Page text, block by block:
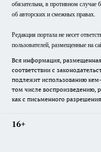
обязательна, в противном
об авторских и смежных правах.
Редакция портала не несет
пользователей, размещенные на
Вся информация,
соответствии с
подлежит использованию
том числе воспроизведению,
как с письменного
16+